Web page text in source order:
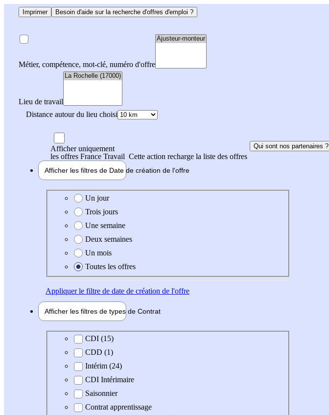
Imprimer Besoin d'aide sur la recherche d'offres d'emploi ?
Métier, compétence, mot-clé, numéro d'offre
Lieu de travail
Distance autour du lieu choisi
Afficher uniquement
les offres France Travail Cette action recharge la liste des offres
Qui sont nos partenaires ?
Afficher les filtres de Date de création de l'offre
Date de création de l'offre
Un jour
Trois jours
Une semaine
Deux semaines
Un mois
Toutes les offres
Appliquerle filtre de date de création de l'offre
Afficher les filtres de types de Contrat
Type de contratCDI (15)
CDD (1)
Intérim (24)
CDI Intérimaire
Saisonnier
Contrat apprentissage